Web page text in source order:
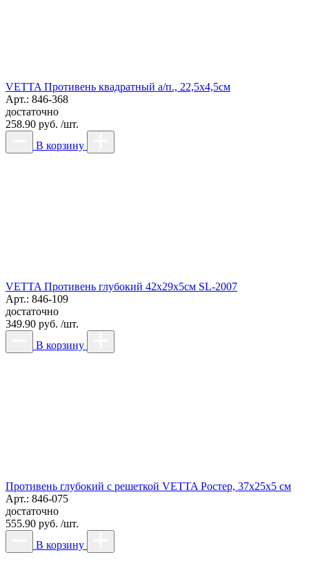
VETTA Противень квадратный а/п., 22,5х4,5см
Арт.: 846-368
достаточно
258.90 руб. /шт.
В корзину
VETTA Противень глубокий 42x29x5см SL-2007
Арт.: 846-109
достаточно
349.90 руб. /шт.
В корзину
Противень глубокий с решеткой VETTA Ростер, 37x25x5 см
Арт.: 846-075
достаточно
555.90 руб. /шт.
В корзину